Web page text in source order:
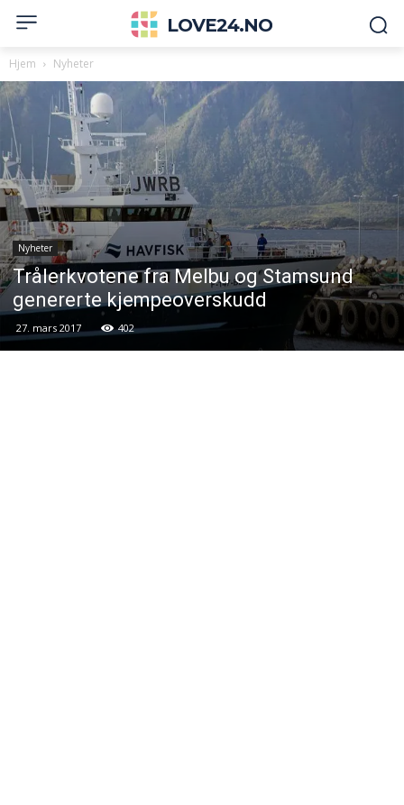
LOVE24.NO
Hjem Nyheter
Nyheter
Trålerkvotene fra Melbu og Stamsund
genererte kjempeoverskudd
27. mars 2017 402